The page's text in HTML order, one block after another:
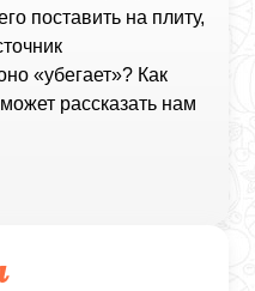
поставить на плиту,
«убегает»? Как
рассказать нам